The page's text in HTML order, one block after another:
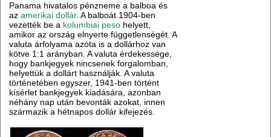
Panama hivatalos pénzneme a balboa és
azamerikai dollár. A balboát 1904-ben
vezették be a kolumbiai peso helyett,
amikor az ország elnyerte függetlenségét. A
valuta árfolyama azóta is a dollárhoz van
kötve 1:1 arányban. A valuta érdekessége,
hogy bankjegyek nincsenek forgalomban,
helyettük a dollárt használják. A valuta
történetében egyszer, 1941-ben történt
kísérlet bankjegyek kiadására, azonban
néhány nap után bevonták azokat, innen
származik a hétnapos dollár kifejezés.